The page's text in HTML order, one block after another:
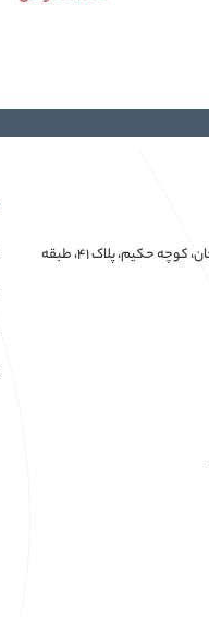
تهران، خیابان پانزده خرداد، بازارچه عودلاجان، کوچه حکیم، پلاک ۴۱، طبقه